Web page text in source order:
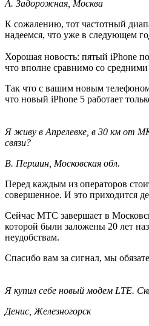
А. Задорожная, Москва
К сожалению, тот частот­ный
надеемся, что уже в следующем
Хорошая новость: пятый iPhone
что вполне сравнимо со
Так что с вашим новым
что новый iPhone 5 работает
Я живу в Апрелевке, в 30 км от
связи?
В. Першин, Московская обл.
Перед каждым из операторов
совершенное. И это приходится
Сейчас МТС завершает в
которой были заложены 20 лет
неудобствам.
Спасибо вам за сигнал, мы
Я купил себе новый модем LTE.
Денис, Железногорск